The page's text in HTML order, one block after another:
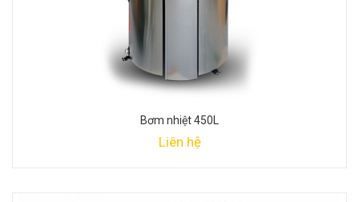
Bơm nhiệt 450L
Liên hệ